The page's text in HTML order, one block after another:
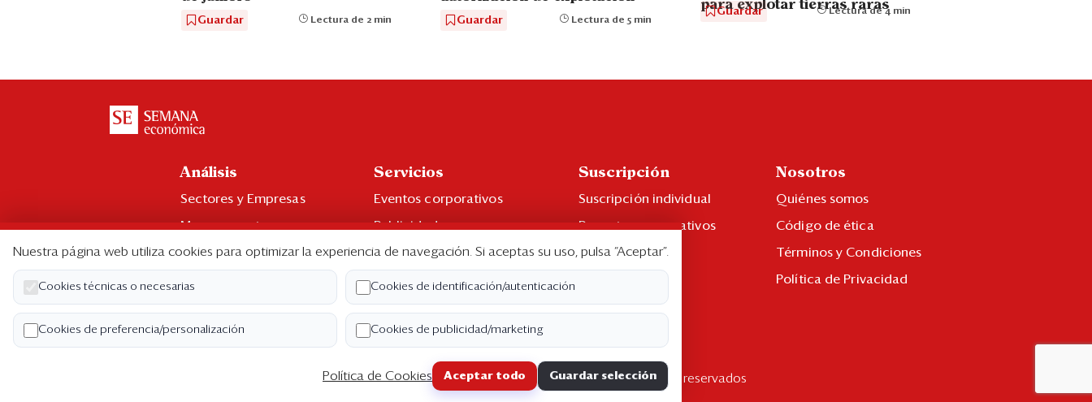
Guardar Lectura de 2 min Guardar Lectura de 5 min
para explotar tierras raras
Guardar Lectura de 4 min
Análisis
Sectores y Empresas
Management
Economía y Finanzas
Ranking CEO
Blogs
Servicios
Eventos corporativos
Publicidad
Contáctenos
Libro de reclamaciones
Suscripción
Suscripción individual
Paquetes corporativos
Edición Impresa
Nosotros
Quiénes somos
Código de ética
Términos y Condiciones
Política de Privacidad
Copyright ©2026 Semana Económica. Todos los derechos reservados
Nuestra página web utiliza cookies para optimizar la experiencia de navegación. Si aceptas su uso, pulsa “Aceptar”.
Cookies técnicas o necesarias Cookies de identificación/autenticación
Cookies de preferencia/personalización Cookies de publicidad/marketing
Política de Cookies Aceptar todo Guardar selección